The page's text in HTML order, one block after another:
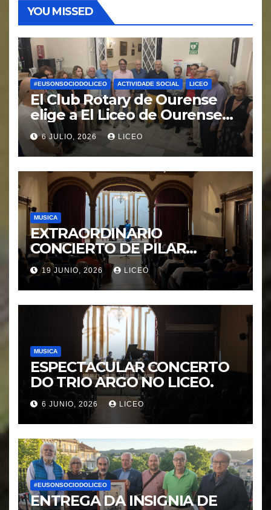
YOU MISSED
#EUSONSOCIODOLICEO ACTIVIDADE SOCIAL LICEO
El Club Rotary de Ourense
elige a El Liceo de Ourense
para la puesta en marcha del
proyecto “Ciudad Cardio
Protegida”.
6 JULIO, 2026 LICEO
MUSICA
EXTRAORDINARIO
CONCIERTO DE PILAR
MORÁGUEZ e ARABEL
MORÁGUEZ
19 JUNIO, 2026 LICEO
MUSICA
ESPECTACULAR CONCERTO
DO TRIO ARGO NO LICEO.
6 JUNIO, 2026 LICEO
#EUSONSOCIODOLICEO
ENTREGA DA INSIGNIA DE